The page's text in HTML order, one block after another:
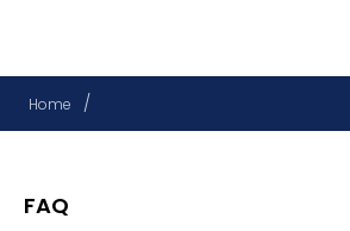
Home /
FAQ